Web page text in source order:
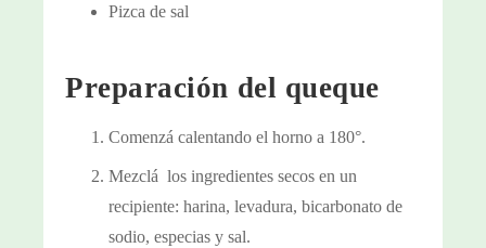
Pizca de sal
Preparación del queque
Comenzá calentando el horno a 180°.
Mezclá los ingredientes secos en un
recipiente: harina, levadura, bicarbonato de
sodio, especias y sal.